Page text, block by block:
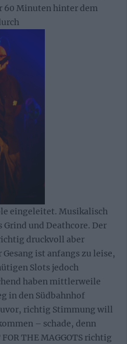
60 Minuten hinter dem
eingeleitet. Musikalisch
und Deathcore. Der
druckvoll aber
ist anfangs zu leise,
Slots jedoch
haben mittlerweile
in den Südbahnhof
richtig Stimmung will
– schade, denn
THE MAGGOTS richtig